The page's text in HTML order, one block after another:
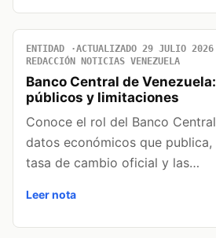
ENTIDAD ACTUALIZADO 29 JULIO 2026
REDACCIÓN NOTICIAS VENEZUELA
Banco Central de
públicos y limitaciones
Conoce el rol del Banco
datos económicos que
tasa de cambio oficial y las…
Leer nota